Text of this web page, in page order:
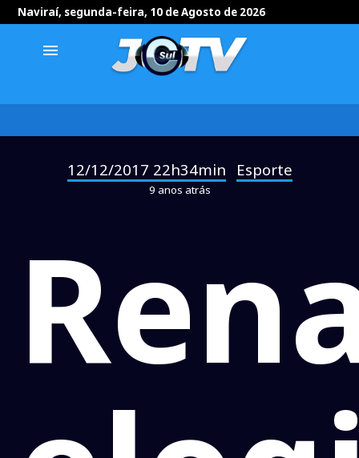
Naviraí, segunda-feira, 10 de Agosto de 2026
menu
12/12/2017 22h34min Esporte
9 anos atrás